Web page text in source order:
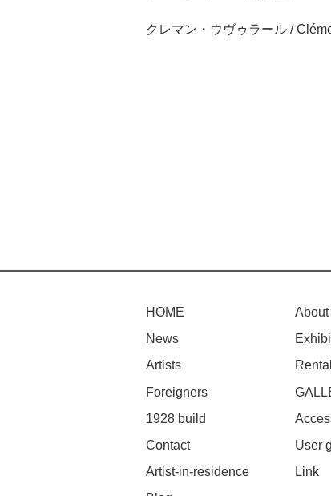
クレマン・ウヴゥラール /
HOME
About
News
Artists
Foreigners
1928 build
Contact
User
Artist-in-residence
Link